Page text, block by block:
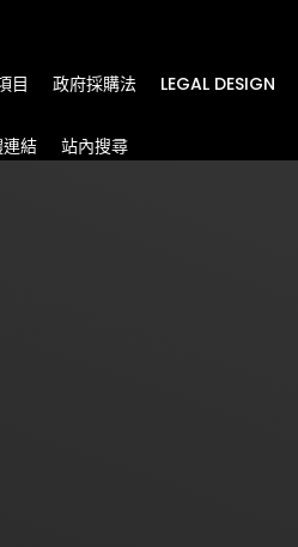
目 政府採購法 LEGAL DESIGN
結 站內搜尋